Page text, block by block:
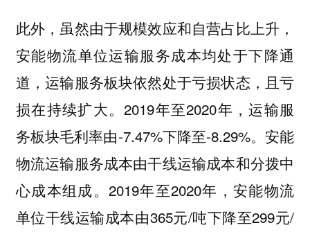
此外，虽然由于规模效应和自营占比上升，
安能物流单位运输服务成本均处于下降通
道，运输服务板块依然处于亏损状态，且亏
损在持续扩大。2019年至2020年，运输服
务板块毛利率由-7.47%下降至-8.29%。安能
物流运输服务成本由干线运输成本和分拨中
心成本组成。2019年至2020年，安能物流
单位干线运输成本由365元/吨下降至299元/